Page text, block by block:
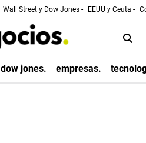
Wall Street y Dow Jones - EEUU y Ceuta -
dow jones. empresas.